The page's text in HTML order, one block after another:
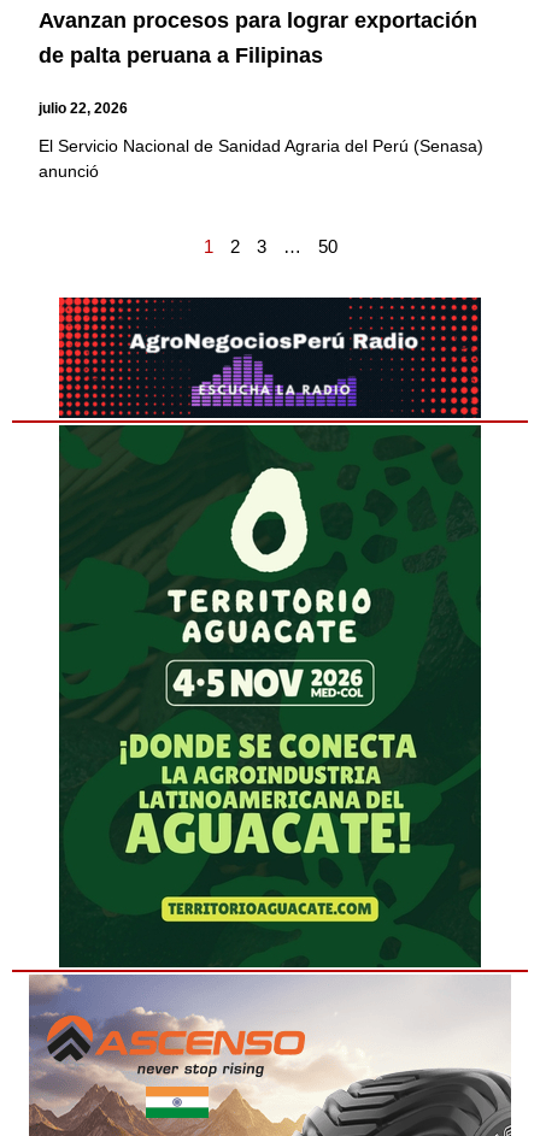
Avanzan procesos para lograr exportación
de palta peruana a Filipinas
julio 22, 2026
El Servicio Nacional de Sanidad Agraria del Perú (Senasa)
anunció
1 2 3 … 50